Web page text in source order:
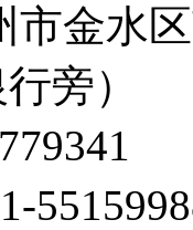
市金水
旁）